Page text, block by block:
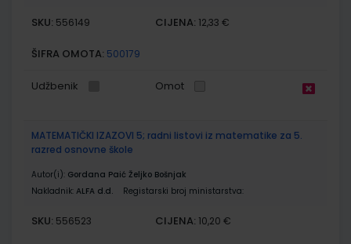
SKU: 556149 CIJENA: 12,33 €
ŠIFRA OMOTA: 500179
Udžbenik Omot
MATEMATIČKI IZAZOVI 5; radni listovi iz matematike za 5.
razred osnovne škole
Autor(i): Gordana Paić Željko Bošnjak
Nakladnik: ALFA d.d. Registarski broj ministarstva:
SKU: 556523 CIJENA: 10,20 €